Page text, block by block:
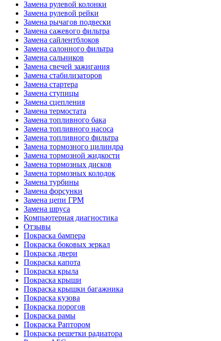
Замена рулевой колонки
Замена рулевой рейки
Замена рычагов подвески
Замена сажевого фильтра
Замена сайлентблоков
Замена салонного фильтра
Замена сальников
Замена свечей зажигания
Замена стабилизаторов
Замена стартера
Замена ступицы
Замена сцепления
Замена термостата
Замена топливного бака
Замена топливного насоса
Замена топливного фильтра
Замена тормозного цилиндра
Замена тормозной жидкости
Замена тормозных дисков
Замена тормозных колодок
Замена турбины
Замена форсунки
Замена цепи ГРМ
Замена шруса
Компьютерная диагностика
Отзывы
Покраска бампера
Покраска боковых зеркал
Покраска двери
Покраска капота
Покраска крыла
Покраска крыши
Покраска крышки багажника
Покраска кузова
Покраска порогов
Покраска рамы
Покраска Раптором
Покраска решетки радиатора